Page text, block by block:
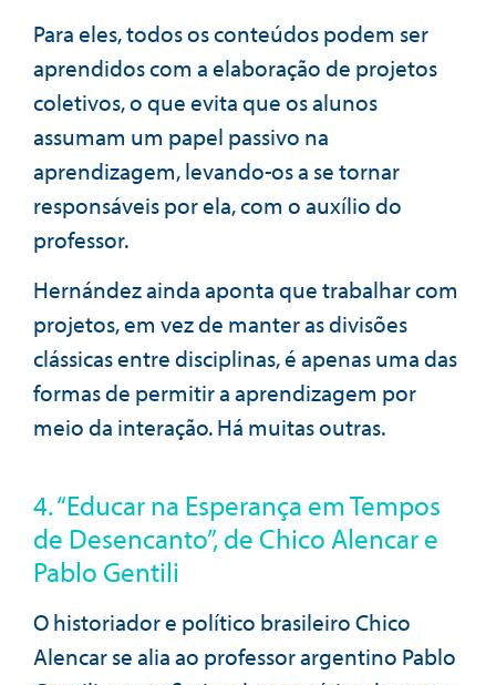
Para eles, todos os conteúdos podem ser
aprendidos com a elaboração de projetos
coletivos, o que evita que os alunos
assumam um papel passivo na
aprendizagem, levando-os a se tornar
responsáveis por ela, com o auxílio do
professor.
Hernández ainda aponta que trabalhar com
projetos, em vez de manter as divisões
clássicas entre disciplinas, é apenas uma das
formas de permitir a aprendizagem por
meio da interação. Há muitas outras.
4. “Educar na Esperança em Tempos
de Desencanto”, de Chico Alencar e
Pablo Gentili
O historiador e político brasileiro Chico
Alencar se alia ao professor argentino Pablo